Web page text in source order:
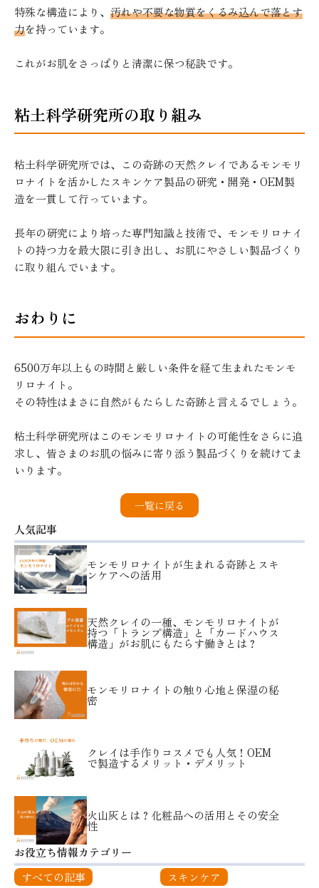
特殊な構造により、 汚れや不要な物質をくるみ込んで落とす
力を持っています。
これがお肌をさっぱりと清潔に保つ秘訣です。
粘土科学研究所の取り組み
粘土科学研究所では、この奇跡の天然クレイであるモンモリ
ロナイトを活かしたスキンケア製品の研究・開発・OEM製
造を一貫して行っています。
長年の研究により培った専門知識と技術で、モンモリロナイ
トの持つ力を最大限に引き出し、お肌にやさしい製品づくり
に取り組んでいます。
おわりに
6500万年以上もの時間と厳しい条件を経て生まれたモンモ
リロナイト。
その特性はまさに自然がもたらした奇跡と言えるでしょう。
粘土科学研究所はこのモンモリロナイトの可能性をさらに追
求し、皆さまのお肌の悩みに寄り添う製品づくりを続けてま
いります。
一覧に戻る
人気記事
モンモリロナイトが生まれる奇跡とスキ
ンケアへの活用
天然クレイの一種、モンモリロナイトが
持つ「トランプ構造」と「カードハウス
構造」がお肌にもたらす働きとは？
モンモリロナイトの触り心地と保湿の秘
密
クレイは手作りコスメでも人気！OEM
で製造するメリット・デメリット
火山灰とは？化粧品への活用とその安全
性
お役立ち情報カテゴリー
すべての記事
スキンケア